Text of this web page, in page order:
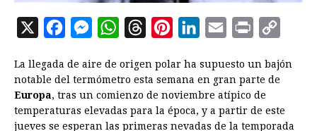
X
c
e
b
M
s
s
e
W
a
t
s
r
e
a
n
t
e
n
k
e
a
i
l
i
n
t
p
L
La llegada de aire de origen polar ha supuesto un bajón
notable del termómetro esta semana en gran parte de
Europa, tras un comienzo de noviembre atípico de
temperaturas elevadas para la época, y a partir de este
jueves se esperan las primeras nevadas de la temporada